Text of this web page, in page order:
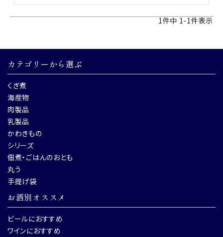
1件中 1-1件表示
カテゴリーから選ぶ
くぎ煮
海産物
肉製品
乳製品
かわきもの
シリーズ
佃煮・ごはんのおとも
丸う
手提げ袋
お酒別オススメ
ビールにおすすめ
ワインにおすすめ